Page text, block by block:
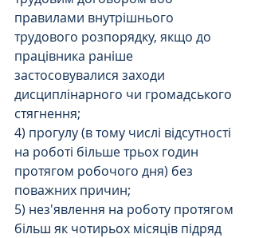
правилами внутрішнього
трудового розпорядку, якщо до
працівника раніше
застосовувалися заходи
дисциплінарного чи громадського
стягнення;
4) прогулу (в тому числі відсутності
на роботі більше трьох годин
протягом робочого дня) без
поважних причин;
5) нез'явлення на роботу протягом
більш як чотирьох місяців підряд